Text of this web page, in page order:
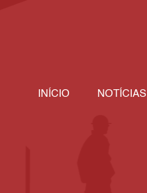
INÍCIO NOTÍCIAS